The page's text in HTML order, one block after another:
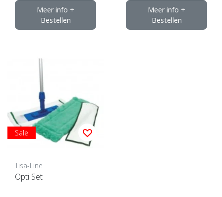
Meer info +
Bestellen
Meer info +
Bestellen
Sale
Tisa-Line
Opti Set